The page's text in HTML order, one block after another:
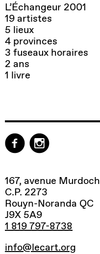
L’Échangeur 2001
19 artistes
5 lieux
4 provinces
3 fuseaux horaires
2 ans
1 livre
167, avenue Murdoch
C.P. 2273
Rouyn-Noranda QC
J9X 5A9
1 819 797-8738
info@lecart.org